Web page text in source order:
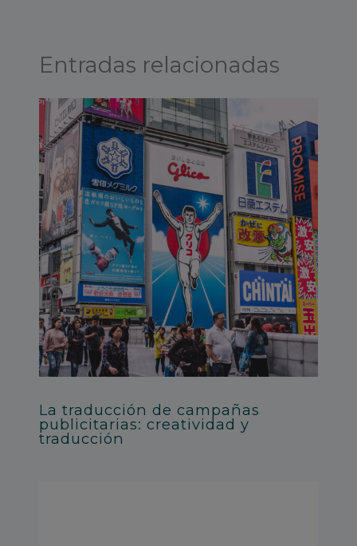
Entradas relacionadas
La traducción de campañas
publicitarias: creatividad y
traducción